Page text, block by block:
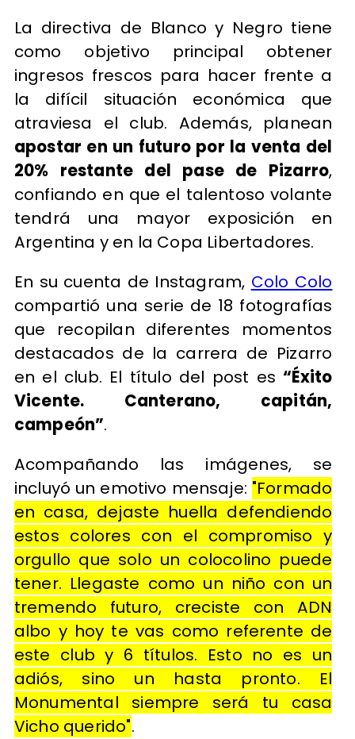
La directiva de Blanco y Negro tiene
como objetivo principal obtener
ingresos frescos para hacer frente a
la difícil situación económica que
atraviesa el club. Además, planean
apostar en un futuro por la venta del
20% restante del pase de Pizarro,
confiando en que el talentoso volante
tendrá una mayor exposición en
Argentina y en la Copa Libertadores.
En su cuenta de Instagram, Colo Colo
compartió una serie de 18 fotografías
que recopilan diferentes momentos
destacados de la carrera de Pizarro
en el club. El título del post es “Éxito
Vicente. Canterano, capitán,
campeón”.
Acompañando las imágenes, se
incluyó un emotivo mensaje: "Formado
en casa, dejaste huella defendiendo
estos colores con el compromiso y
orgullo que solo un colocolino puede
tener. Llegaste como un niño con un
tremendo futuro, creciste con ADN
albo y hoy te vas como referente de
este club y 6 títulos. Esto no es un
adiós, sino un hasta pronto. El
Monumental siempre será tu casa
Vicho querido".